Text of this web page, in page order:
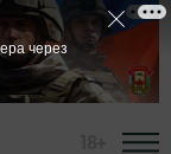
через